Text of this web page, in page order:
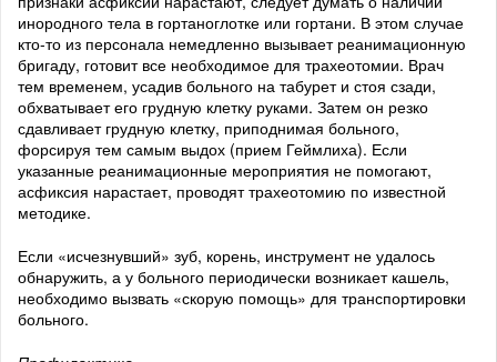
инородного тела в гортаноглотке или гортани. В этом случае
кто-то из персонала немедленно вызывает реанимационную
бригаду, готовит все необходимое для трахеотомии. Врач
тем временем, усадив больного на табурет и стоя сзади,
обхватывает его грудную клетку руками. Затем он резко
сдавливает грудную клетку, приподнимая больного,
форсируя тем самым выдох (прием Геймлиха). Если
указанные реанимационные мероприятия не помогают,
асфиксия нарастает, проводят трахеотомию по известной
методике.
Если «исчезнувший» зуб, корень, инструмент не удалось
обнаружить, а у больного периодически возникает кашель,
необходимо вызвать «скорую помощь» для транспортировки
больного.